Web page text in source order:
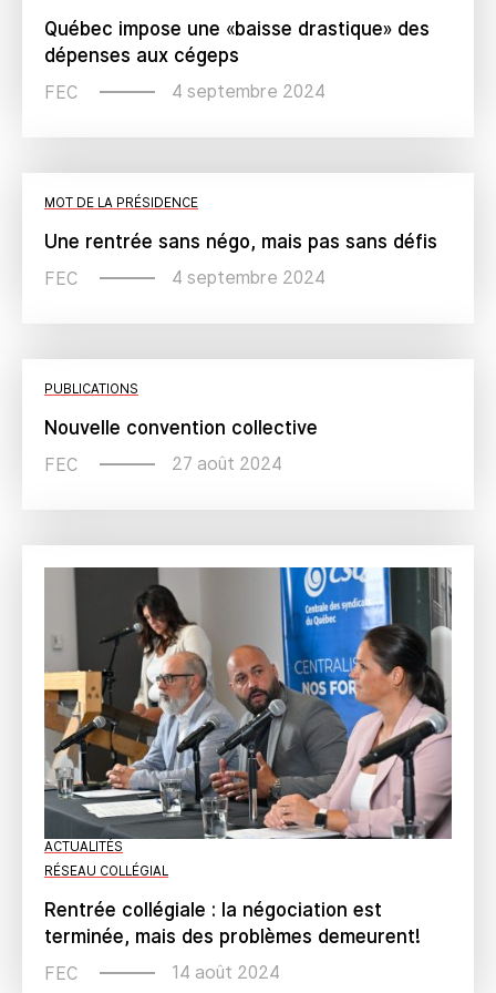
Québec impose une «baisse drastique» des
dépenses aux cégeps
FEC 4 septembre 2024
MOT DE LA PRÉSIDENCE
Une rentrée sans négo, mais pas sans défis
FEC 4 septembre 2024
PUBLICATIONS
Nouvelle convention collective
FEC 27 août 2024
ACTUALITÉS
RÉSEAU COLLÉGIAL
Rentrée collégiale : la négociation est
terminée, mais des problèmes demeurent!
FEC 14 août 2024